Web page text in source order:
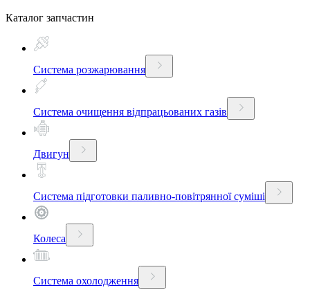
Каталог запчастин
Система розжарювання
Система очищення відпрацьованих газів
Двигун
Система підготовки паливно-повітрянної суміші
Колеса
Система охолодження